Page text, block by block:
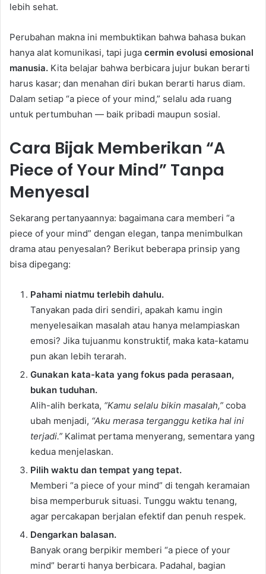
lebih sehat.
Perubahan makna ini membuktikan bahwa bahasa bukan
hanya alat komunikasi, tapi juga cermin evolusi emosional
manusia. Kita belajar bahwa berbicara jujur bukan berarti
harus kasar; dan menahan diri bukan berarti harus diam.
Dalam setiap “a piece of your mind,” selalu ada ruang
untuk pertumbuhan — baik pribadi maupun sosial.
Cara Bijak Memberikan “A
Piece of Your Mind” Tanpa
Menyesal
Sekarang pertanyaannya: bagaimana cara memberi “a
piece of your mind” dengan elegan, tanpa menimbulkan
drama atau penyesalan? Berikut beberapa prinsip yang
bisa dipegang:
Pahami niatmu terlebih dahulu.
Tanyakan pada diri sendiri, apakah kamu ingin
menyelesaikan masalah atau hanya melampiaskan
emosi? Jika tujuanmu konstruktif, maka kata-katamu
pun akan lebih terarah.
Gunakan kata-kata yang fokus pada perasaan,
bukan tuduhan.
Alih-alih berkata, “Kamu selalu bikin masalah,” coba
ubah menjadi, “Aku merasa terganggu ketika hal ini
terjadi.” Kalimat pertama menyerang, sementara yang
kedua menjelaskan.
Pilih waktu dan tempat yang tepat.
Memberi “a piece of your mind” di tengah keramaian
bisa memperburuk situasi. Tunggu waktu tenang,
agar percakapan berjalan efektif dan penuh respek.
Dengarkan balasan.
Banyak orang berpikir memberi “a piece of your
mind” berarti hanya berbicara. Padahal, bagian